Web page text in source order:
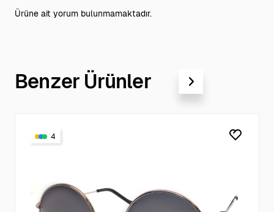
Ürüne ait yorum bulunmamaktadır.
Benzer Ürünler
4